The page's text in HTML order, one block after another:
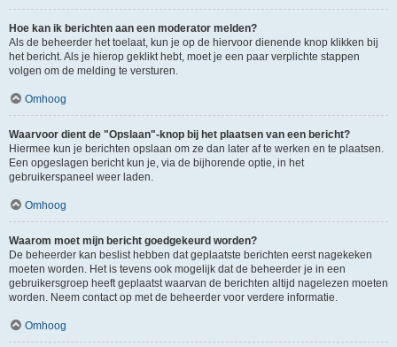
Hoe kan ik berichten aan een moderator melden?
Als de beheerder het toelaat, kun je op de hiervoor dienende knop klikken bij
het bericht. Als je hierop geklikt hebt, moet je een paar verplichte stappen
volgen om de melding te versturen.
Omhoog
Waarvoor dient de "Opslaan"-knop bij het plaatsen van een bericht?
Hiermee kun je berichten opslaan om ze dan later af te werken en te plaatsen.
Een opgeslagen bericht kun je, via de bijhorende optie, in het
gebruikerspaneel weer laden.
Omhoog
Waarom moet mijn bericht goedgekeurd worden?
De beheerder kan beslist hebben dat geplaatste berichten eerst nagekeken
moeten worden. Het is tevens ook mogelijk dat de beheerder je in een
gebruikersgroep heeft geplaatst waarvan de berichten altijd nagelezen moeten
worden. Neem contact op met de beheerder voor verdere informatie.
Omhoog